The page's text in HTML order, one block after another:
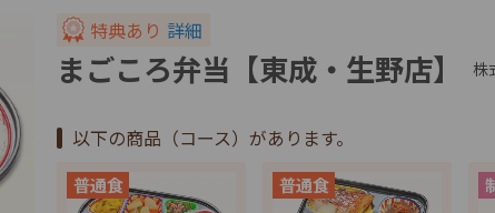
特典あり 詳細
まごころ弁当【東成・生野店】 株
以下の商品（コース）があります。